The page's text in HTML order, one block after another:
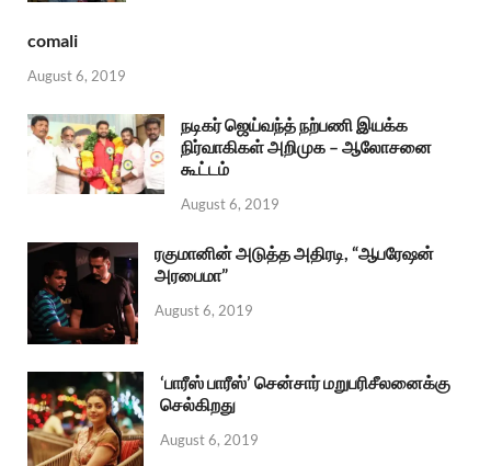
comali
August 6, 2019
நடிகர் ஜெய்வந்த் நற்பணி இயக்க
நிர்வாகிகள் அறிமுக – ஆலோசனை
கூட்டம்
August 6, 2019
ரகுமானின் அடுத்த அதிரடி, “ஆபரேஷன்
அரபைமா”
August 6, 2019
‘பாரீஸ் பாரீஸ்’ சென்சார் மறுபரிசீலனைக்கு
செல்கிறது
August 6, 2019